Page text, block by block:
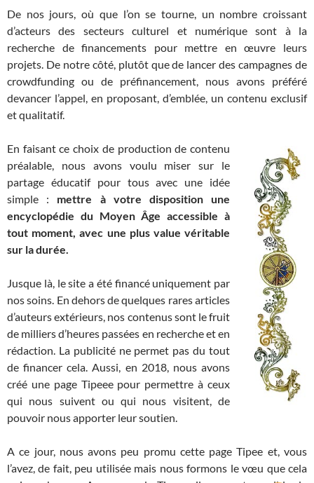
De nos jours, où que l’on se tourne, un nombre croissant
d’acteurs des secteurs culturel et numérique sont à la
recherche de financements pour mettre en œuvre leurs
projets. De notre côté, plutôt que de lancer des campagnes de
crowdfunding ou de préfinancement, nous avons préféré
devancer l’appel, en proposant, d’emblée, un contenu exclusif
et qualitatif.
En faisant ce choix de production de contenu
préalable, nous avons voulu miser sur le
partage éducatif pour tous avec une idée
simple : mettre à votre disposition une
encyclopédie du Moyen Âge accessible à
tout moment, avec une plus value véritable
sur la durée.
Jusque là, le site a été financé uniquement par
nos soins. En dehors de quelques rares articles
d’auteurs extérieurs, nos contenus sont le fruit
de milliers d’heures passées en recherche et en
rédaction. La publicité ne permet pas du tout
de financer cela. Aussi, en 2018, nous avons
créé une page Tipeee pour permettre à ceux
qui nous suivent ou qui nous visitent, de
pouvoir nous apporter leur soutien.
A ce jour, nous avons peu promu cette page Tipee et, vous
l’avez, de fait, peu utilisée mais nous formons le vœu que cela